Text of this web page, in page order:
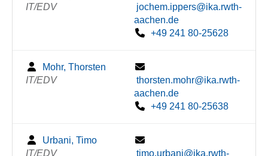
IT/EDV
jochem.ippers@ika.rwth-
aachen.de
+49 241 80-25628
Mohr, Thorsten
IT/EDV
thorsten.mohr@ika.rwth-
aachen.de
+49 241 80-25638
Urbani, Timo
IT/EDV
timo.urbani@ika.rwth-